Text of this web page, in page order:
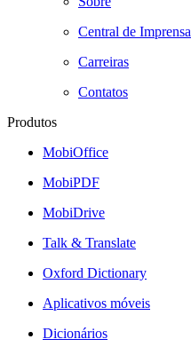
Central de Imprensa
Carreiras
Contatos
Produtos
MobiOffice
MobiPDF
MobiDrive
Talk & Translate
Oxford Dictionary
Aplicativos móveis
Dicionários